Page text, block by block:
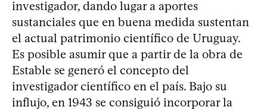
investigador, dando lugar a aportes
sustanciales que en buena medida sustentan
el actual patrimonio científico de Uruguay.
Es posible asumir que a partir de la obra de
Estable se generó el concepto del
investigador científico en el país. Bajo su
influjo, en 1943 se consiguió incorporar la